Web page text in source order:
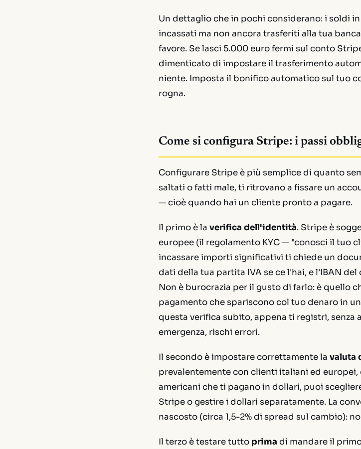
Un dettaglio che in pochi considerano: i soldi
incassati ma non ancora trasferiti alla tua
favore. Se lasci 5.000 euro fermi sul conto
dimenticato di impostare il trasferimento
niente. Imposta il bonifico automatico sul tuo
rogna.
Come si configura Stripe: i passi
Configurare Stripe è più semplice di quanto
saltati o fatti male, ti ritrovano a fissare un
— cioè quando hai un cliente pronto a pagare.
Il primo è la verifica dell'identità. Stripe è
europee (il regolamento KYC — "conosci il tuo
incassare importi significativi ti chiede un
dati della tua partita IVA se ce l'hai, e l'IBAN
Non è burocrazia per il gusto di farlo: è quello
pagamento che spariscono col tuo denaro in
questa verifica subito, appena ti registri, senza
emergenza, rischi errori.
Il secondo è impostare correttamente la valuta
prevalentemente con clienti italiani ed europei,
americani che ti pagano in dollari, puoi
Stripe o gestire i dollari separatamente. La
nascosto (circa 1,5-2% di spread sul cambio):
Il terzo è testare tutto prima di mandare il